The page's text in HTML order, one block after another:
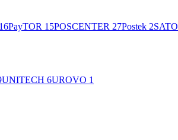
16PayTOR 15POSCENTER 27Postek 2SATO
UNITECH 6UROVO 1